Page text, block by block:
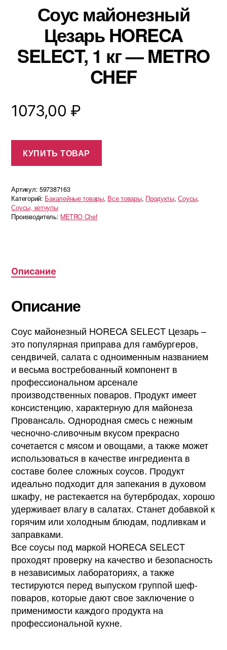
Соус майонезный
Цезарь HORECA
SELECT, 1 кг — METRO
CHEF
1073,00 ₽
КУПИТЬ ТОВАР
Артикул: 597387163
Категорий: Бакалейные товары, Все товары, Продукты,Соусы,
Соусы, кетчупы
Производитель: METRO Chef
Описание
Описание
Соус майонезный HORECA SELECT Цезарь –
это популярная приправа для гамбургеров,
сендвичей, салата с одноименным названием
и весьма востребованный компонент в
профессиональном арсенале
производственных поваров. Продукт имеет
консистенцию, характерную для майонеза
Провансаль. Однородная смесь с нежным
чесночно-сливочным вкусом прекрасно
сочетается с мясом и овощами, а также может
использоваться в качестве ингредиента в
составе более сложных соусов. Продукт
идеально подходит для запекания в духовом
шкафу, не растекается на бутербродах, хорошо
удерживает влагу в салатах. Станет добавкой к
горячим или холодным блюдам, подливкам и
заправками.
Все соусы под маркой HORECA SELECT
проходят проверку на качество и безопасность
в независимых лабораториях, а также
тестируются перед выпуском группой шеф-
поваров, которые дают свое заключение о
применимости каждого продукта на
профессиональной кухне.